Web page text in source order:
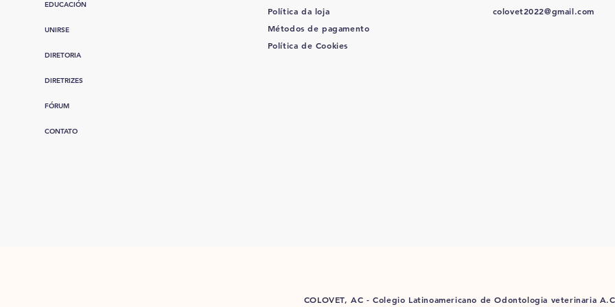
EDUCACIÓN
UNIRSE
DIRETORIA
DIRETRIZES
FÓRUM
CONTATO
Política da loja
Métodos de pagamento
Política de Cookies
colovet2022@gmail.com
COLOVET, AC -Colegio Latinoamericano de Odontologia veterinaria